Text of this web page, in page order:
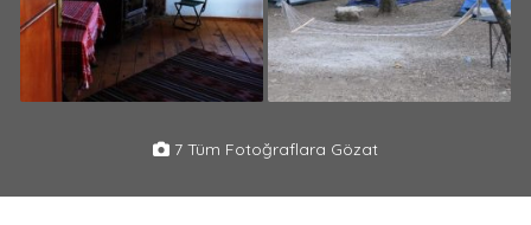
7 Tüm Fotoğraflara Gözat